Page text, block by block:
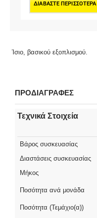
ΔΙΑΒΆΣΤΕ ΠΕΡΙΣΣΌΤΕΡΑ
Ίσιο, βασικού εξοπλισμού.
ΠΡΟΔΙΑΓΡΑΦΕΣ
Τεχνικά Στοιχεία
Βάρος συσκευασίας
Διαστάσεις συσκευασίας
Μήκος
Ποσότητα ανά μονάδα
Ποσότητα (Τεμάχιο(α))